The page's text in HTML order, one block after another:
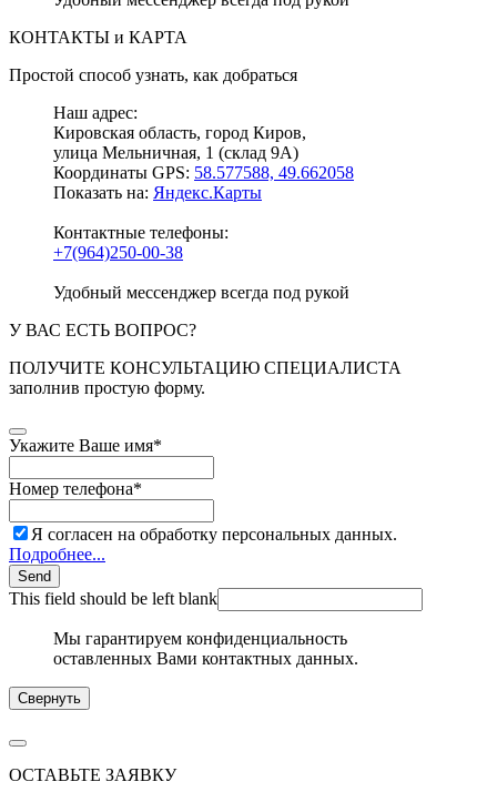
КОНТАКТЫ и КАРТА
Простой способ узнать, как добраться
Наш адрес:
Кировская область, город Киров,
улица Мельничная, 1 (склад 9А)
Координаты GPS: 58.577588, 49.662058
Показать на: Яндекс.Карты
Контактные телефоны:
+7(964)250-00-38
Удобный мессенджер всегда под рукой
У ВАС ЕСТЬ ВОПРОС?
ПОЛУЧИТЕ КОНСУЛЬТАЦИЮ СПЕЦИАЛИСТА
заполнив простую форму.
Укажите Ваше имя*
Номер телефона*
Я согласен на обработку персональных данных.
Подробнее...
Send
This field should be left blank
Мы гарантируем конфиденциальность
оставленных Вами контактных данных.
Свернуть
ОСТАВЬТЕ ЗАЯВКУ